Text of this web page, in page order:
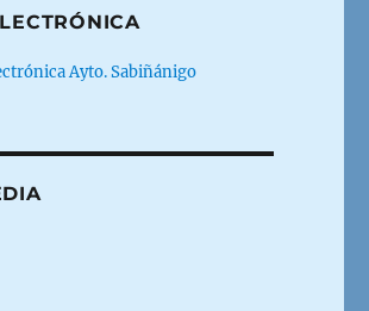
Ayto. Sabiñánigo